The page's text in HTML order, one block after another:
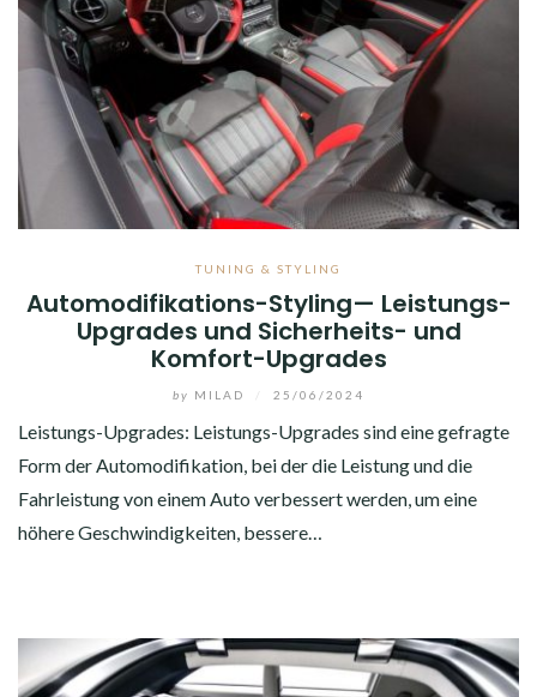
TUNING & STYLING
Automodifikations-Styling— Leistungs-
Upgrades und Sicherheits- und
Komfort-Upgrades
by MILAD 25/06/2024
Leistungs-Upgrades: Leistungs-Upgrades sind eine gefragte
Form der Automodifikation, bei der die Leistung und die
Fahrleistung von einem Auto verbessert werden, um eine
höhere Geschwindigkeiten, bessere…